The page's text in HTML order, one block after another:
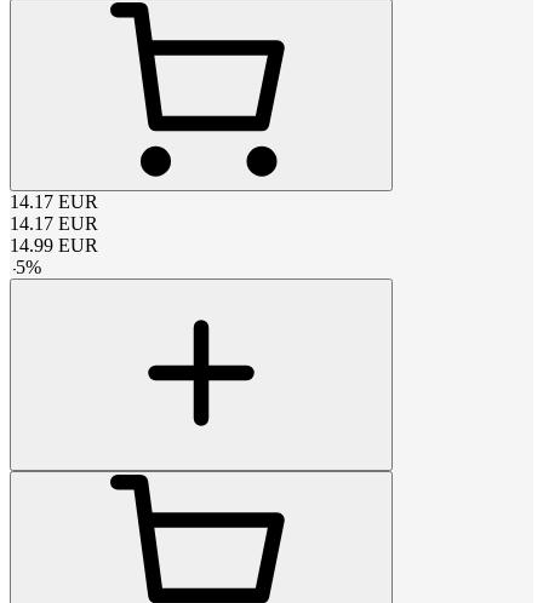
14.17 EUR
14.17 EUR
14.99 EUR
-5%